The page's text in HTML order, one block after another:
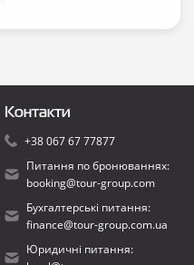
Контакти
+38 067 67 77877
Питання по бронюваннях:
booking@tour-group.com
Бухгалтерські питання:
finance@tour-group.com.ua
Юридичні питання: